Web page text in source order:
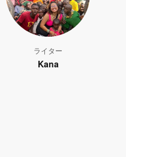
ライター
Kana